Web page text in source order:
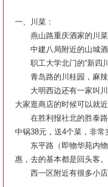
一、川菜：
燕山路重庆酒家的川菜
中建八局附近的山城酒
职工大学北门的“新四川
青岛路的川桂园，麻辣
大明西边还有一家叫川
大家逛商店的时候可以就近
在胜利报社北的胜泰路
中锅38元，送4个菜，非
东平路（即物华苑内物
惠，去的基本都是回头客
西一区附近有很多小店